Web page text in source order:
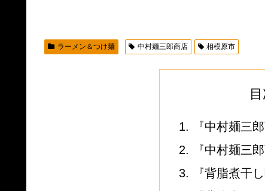
ラーメン＆つけ麺 中村麺三郎商店 相模原市
『中村麺三
『中村麺三
『背脂煮干